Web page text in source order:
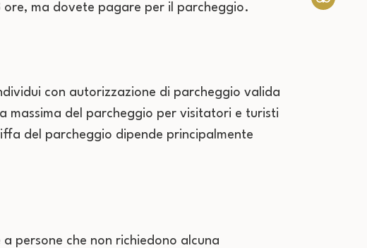
ma dovete pagare per il parcheggio.
con autorizzazione di parcheggio valida
massima del parcheggio per visitatori e turisti
del parcheggio dipende principalmente
persone che non richiedono alcuna